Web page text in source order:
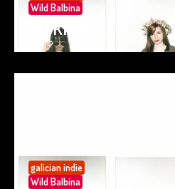
Wild Balbina
SO KIND
galician indie
Wild Balbina